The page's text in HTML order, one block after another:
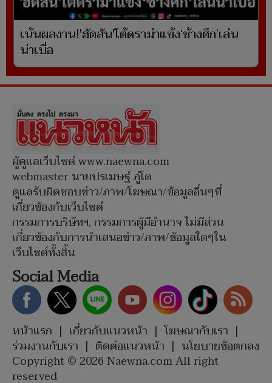
เน้นผลงาน!'ฮัดสัน'โต้ดราม่าแข้ง‘ช้างศึก’เล่น
น่าเบื่อ
ผู้ดูแลเว็บไซต์ www.naewna.com
webmaster นายปรเมษฐ์ ภู่โต
ดูแลรับผิดชอบข่าว/ภาพ/โฆษณา/ข้อมูลอื่นๆที่
เกี่ยวข้องกับเว็บไซต์
กรรมการบริษัทฯ, กรรมการผู้มีอำนาจ ไม่มีส่วน
เกี่ยวข้องกับการนำเสนอข่าว/ภาพ/ข้อมูลใดๆใน
เว็บไซต์ทั้งสิ้น
Social Media
หน้าแรก | เกี่ยวกับแนวหน้า | โฆษณากับเรา |
ร่วมงานกับเรา | ติดต่อแนวหน้า | นโยบายข้อตกลง
Copyright © 2026 Naewna.com All right
reserved